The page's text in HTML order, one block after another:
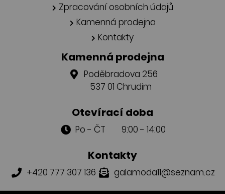
Zpracování osobních údajů
Kamenná prodejna
Kontakty
Kamenná prodejna
Poděbradova 256
537 01 Chrudim
Otevírací doba
Po - ČT 9:00 - 14:00
Kontakty
+420 777 307 136 galamoda11@seznam.cz